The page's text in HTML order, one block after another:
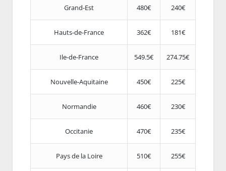
Grand-Est 480€ 240€
Hauts-de-France 362€ 181€
Ile-de-France 549.5€ 274.75€
Nouvelle-Aquitaine 450€ 225€
Normandie 460€ 230€
Occitanie 470€ 235€
Pays de la Loire 510€ 255€